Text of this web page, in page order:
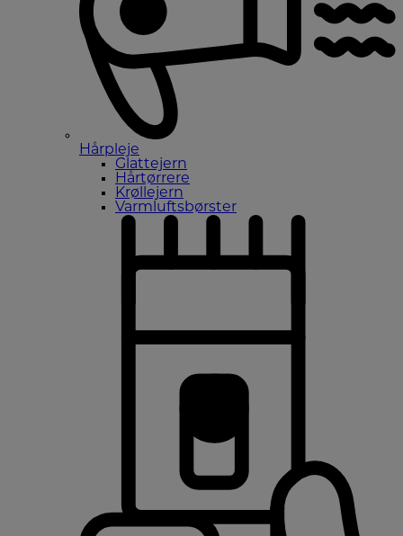
Hårpleje
Glattejern
Hårtørrere
Krøllejern
Varmluftsbørster